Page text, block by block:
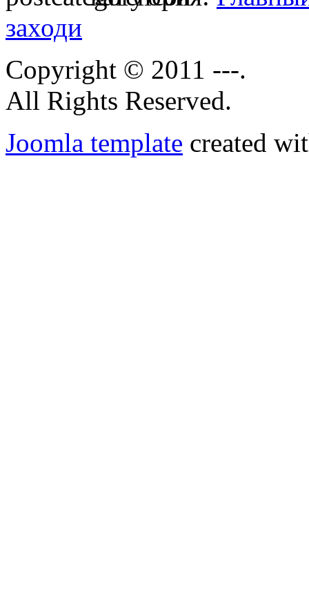
заходи
Copyright © 2011 ---.
All Rights Reserved.
Joomla template created